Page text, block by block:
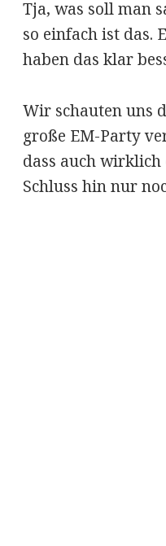
Tja, was soll man
so einfach ist das.
haben das klar
Wir schauten uns
große EM-Party
dass auch wirklich
Schluss hin nur